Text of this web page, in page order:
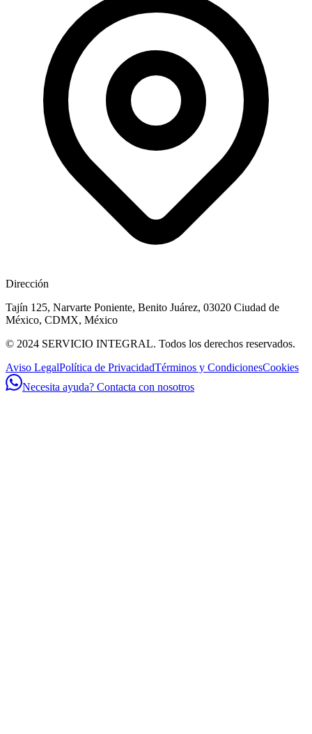
Dirección
Tajín 125, Narvarte Poniente, Benito Juárez, 03020 Ciudad de
México, CDMX, México
© 2024 SERVICIO INTEGRAL. Todos los derechos reservados.
Aviso LegalPolítica de PrivacidadTérminos y CondicionesCookies
Necesita ayuda? Contacta con nosotros